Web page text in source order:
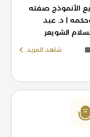
الأنموذج صفته
| د. عبد
الشويعر
شاهد المزيد